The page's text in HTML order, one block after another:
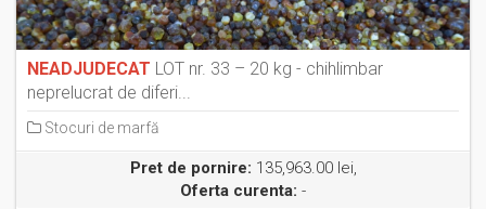
NEADJUDECAT LOT nr. 33 – 20 kg - chihlimbar
neprelucrat de diferi...
Stocuri de marfă
Pret de pornire: 135,963.00 lei,
Oferta curenta: -